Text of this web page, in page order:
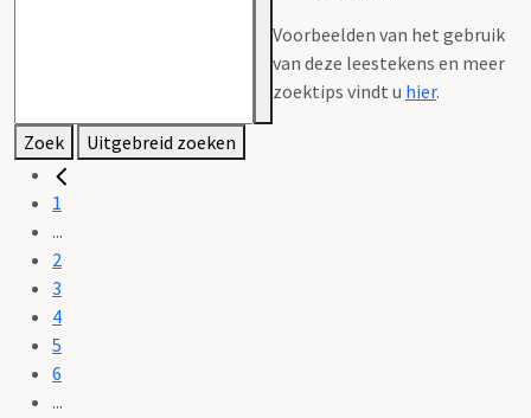
Voorbeelden van het gebruik
van deze leestekens en meer
zoektips vindt u hier.
Zoek Uitgebreid zoeken
1
...
2
3
4
5
6
...